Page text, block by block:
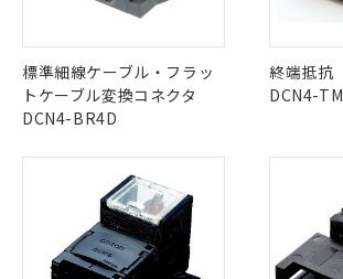
この製品のRoHS/REACH対
標準細線ケーブル・フラッ
トケーブル変換コネクタ
DCN4-BR4D
終端抵抗
DCN4-
ご利用条件
以下の条件をお読みいただき、同
ご利用ください。
本サービスは、当社制御機器
商品の当社在庫状況および標
対応済み：EU RoHS指令（10
非含有に対応した製品が提供可能
す。
対応予定：EU RoHS指令（10物質
有に対応した製品に切り替える予定
対応予定なし：EU RoHS指令（10
非含有に非対応の商品で、対応品
定はありません。
調査・確認中：EU RoHS指令（10
非含有の対応状況を調査中または
商品です。
※1 中国RoHS○×表